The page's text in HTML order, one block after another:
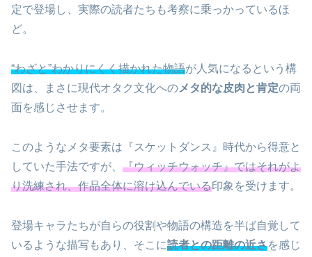
定で登場し、実際の読者たちも考察に乗っかっているほ
ど。
“わざと”わかりにくく描かれた物語が人気になるという構
図は、まさに現代オタク文化へのメタ的な皮肉と肯定の両
面を感じさせます。
このようなメタ要素は『スケットダンス』時代から得意と
していた手法ですが、 『ウィッチウォッチ』ではそれがよ
り洗練され、作品全体に溶け込んでいる印象を受けます。
登場キャラたちが自らの役割や物語の構造を半ば自覚して
いるような描写もあり、そこに読者との距離の近さを感じ